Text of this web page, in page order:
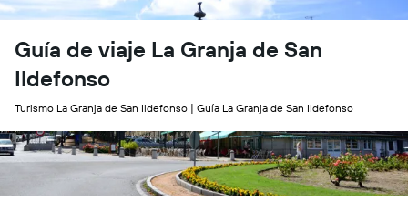
Guía de viaje La Granja de San
Ildefonso
Turismo La Granja de San Ildefonso | Guía La Granja de San Ildefonso